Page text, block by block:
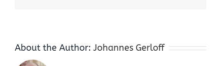
About the Author: Johannes Gerloff